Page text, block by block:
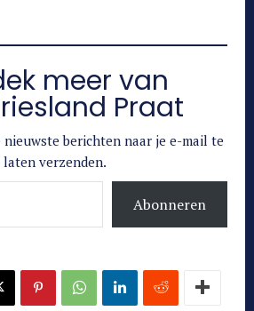
meer van
Praat
nieuwste berichten naar je e-mail te
laten verzenden.
Abonneren